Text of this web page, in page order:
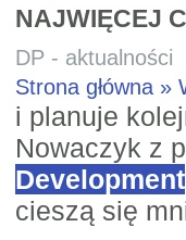
NAJWIĘCEJ
DP - aktualności
Strona główna »
i planuje
Nowaczyk z
Development
cieszą się